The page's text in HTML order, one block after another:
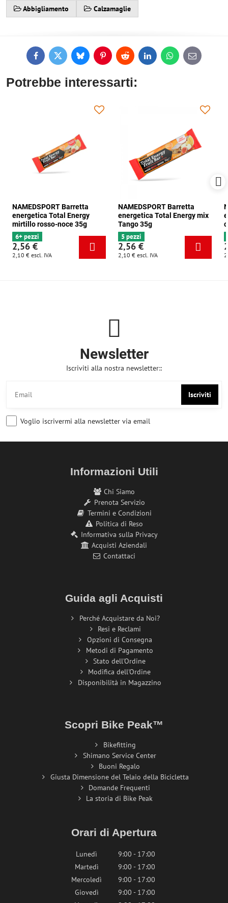
Abbigliamento Calzamaglie
FacebookTwitterBlueskyPinterestReddit LinkedInWhatsApp
E-
mail
Potrebbe interessarti:
NAMEDSPORT Barretta
energetica Total Energy
mirtillo rosso-noce 35g
6+ pezzi
2,56 €
2,10 € escl. IVA
NAMEDSPORT Barretta
energetica Total Energy mix
Tango 35g
5 pezzi
2,56 €
2,10 € escl. IVA
Newsletter
Iscriviti alla nostra newsletter::
Iscriviti
Voglio iscrivermi alla newsletter via email
Informazioni Utili
Chi Siamo
Prenota Servizio
Termini e Condizioni
Politica di Reso
Informativa sulla Privacy
Acquisti Aziendali
Contattaci
Guida agli Acquisti
Perché Acquistare da Noi?
Resi e Reclami
Opzioni di Consegna
Metodi di Pagamento
Stato dell'Ordine
Modifica dell'Ordine
Disponibilità in Magazzino
Scopri Bike Peak™
Bikefitting
Shimano Service Center
Buoni Regalo
Giusta Dimensione del Telaio della Bicicletta
Domande Frequenti
La storia di Bike Peak
Orari di Apertura
Lunedì
9:00 - 17:00
Martedì
9:00 - 17:00
Mercoledì
9:00 - 17:00
Giovedì
9:00 - 17:00